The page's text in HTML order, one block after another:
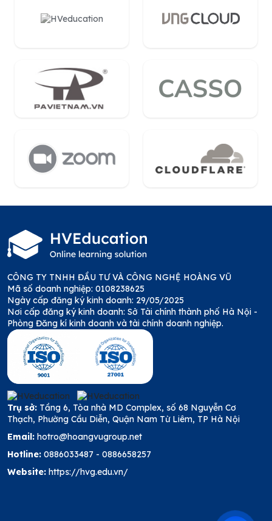
CÔNG TY TNHH ĐẦU TƯ VÀ CÔNG NGHỆ HOÀNG VŨ
Mã số doanh nghiệp: 0108238625
Ngày cấp đăng ký kinh doanh: 29/05/2025
Nơi cấp đăng ký kinh doanh: Sở Tài chính thành phố Hà Nội -
Phòng Đăng kí kinh doanh và tài chính doanh nghiệp.
Trụ sở: Tầng 6, Tòa nhà MD Complex, số 68 Nguyễn Cơ
Thạch, Phường Cầu Diễn, Quận Nam Từ Liêm, TP Hà Nội
Email: hotro@hoangvugroup.net
Hotline: 0886033487 - 0886658257
Website: https://hvg.edu.vn/